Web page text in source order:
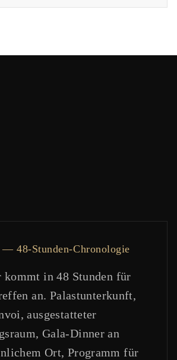
— 48-Stunden-Chronologie
in 48 Stunden für
an. Palastunterkunft,
ausgestatteter
Gala-Dinner an
Ort, Programm für